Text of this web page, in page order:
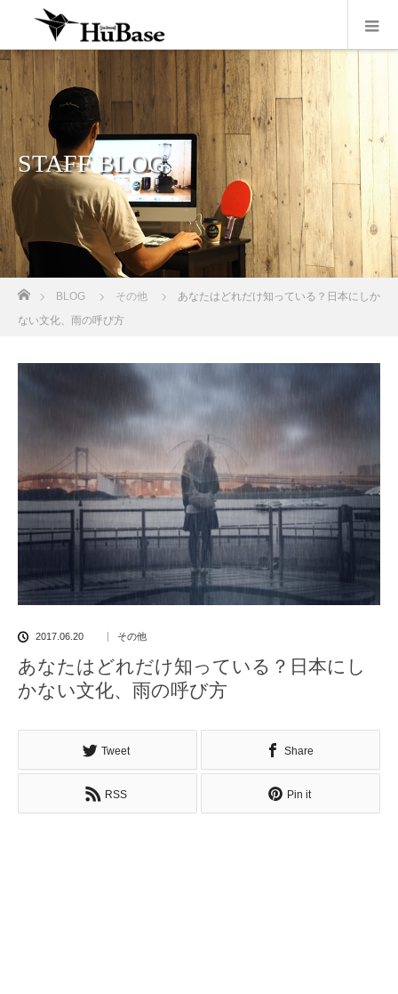
STAFF BLOG
ホーム
BLOG その他
あなたはどれだけ知っている？日本にしか
ない文化、雨の呼び方
2017.06.20 その他
あなたはどれだけ知っている？日本にし
かない文化、雨の呼び方
Tweet Share
RSS Pin it